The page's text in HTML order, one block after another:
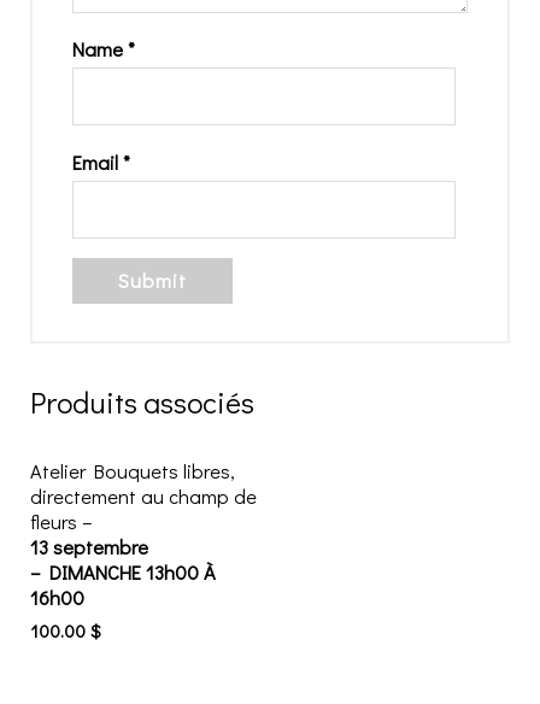
Name*
Email*
Produits associés
Atelier Bouquets libres,
directement au champ de
fleurs –
13 septembre
– DIMANCHE 13h00 À
16h00
100.00 $